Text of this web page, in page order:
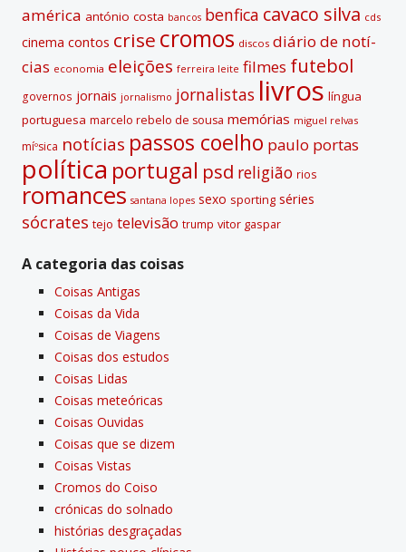
américa antónio costa bancos benfica cavaco silva cds
cinema contos crise cromos discos diário de notí­
cias economia eleições ferreira leite filmes futebol
governos jornais jornalismo jornalistas livros lí­ngua
portuguesa marcelo rebelo de sousa memórias miguel relvas
míºsica notí­cias passos coelho paulo portas
polí­tica portugal psd religião rios
romances santana lopes sexo sporting séries
sócrates tejo televisão trump vitor gaspar
A categoria das coisas
Coisas Antigas
Coisas da Vida
Coisas de Viagens
Coisas dos estudos
Coisas Lidas
Coisas meteóricas
Coisas Ouvidas
Coisas que se dizem
Coisas Vistas
Cromos do Coiso
crónicas do solnado
histórias desgraçadas